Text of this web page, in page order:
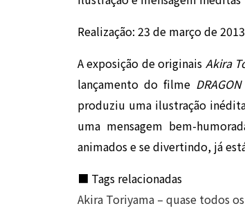
Realização: 23 de março de 2013
A exposição de originais Akira
lançamento do filme
produziu uma ilustração
uma mensagem bem-
animados e se divertindo, já
■ Tags relacionadas
Akira Toriyama – quase todos